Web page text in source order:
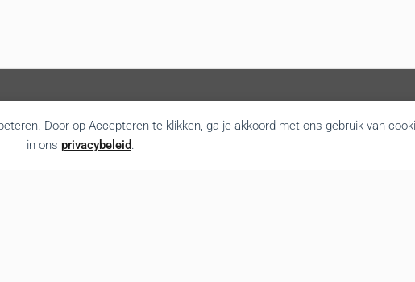
Door op Accepteren te klikken, ga je akkoord met ons gebruik van
in ons privacybeleid.